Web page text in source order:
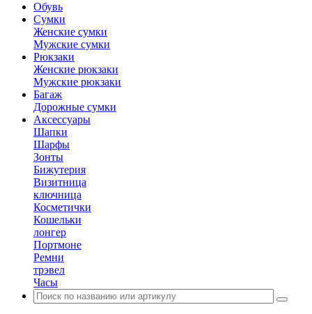
Обувь
Сумки
Женские сумки
Мужские сумки
Рюкзаки
Женские рюкзаки
Мужские рюкзаки
Багаж
Дорожные сумки
Аксессуары
Шапки
Шарфы
Зонты
Бижутерия
Визитница
ключница
Косметички
Кошельки
лонгер
Портмоне
Ремни
трэвел
Часы